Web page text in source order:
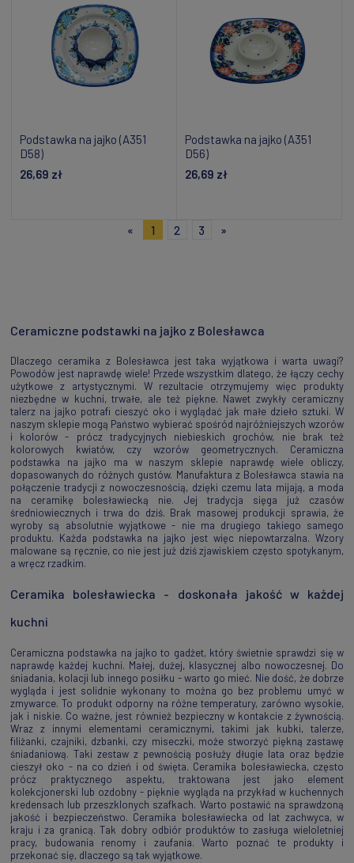
Podstawka na jajko (A351
D58)
26,69 zł
Podstawka na jajko (A351
D56)
26,69 zł
«
1 2 3 »
Ceramiczne podstawki na jajko z Bolesławca
Dlaczego ceramika z Bolesławca jest taka wyjątkowa i warta uwagi?
Powodów jest naprawdę wiele! Przede wszystkim dlatego, że łączy cechy
użytkowe z artystycznymi. W rezultacie otrzymujemy więc produkty
niezbędne w kuchni, trwałe, ale też piękne. Nawet zwykły ceramiczny
talerz na jajko potrafi cieszyć oko i wyglądać jak małe dzieło sztuki. W
naszym sklepie mogą Państwo wybierać spośród najróżniejszych wzorów
i kolorów - prócz tradycyjnych niebieskich grochów, nie brak też
kolorowych kwiatów, czy wzorów geometrycznych. Ceramiczna
podstawka na jajko ma w naszym sklepie naprawdę wiele obliczy,
dopasowanych do różnych gustów. Manufaktura z Bolesławca stawia na
połączenie tradycji z nowoczesnością, dzięki czemu lata mijają, a moda
na ceramikę bolesławiecką nie. Jej tradycja sięga już czasów
średniowiecznych i trwa do dziś. Brak masowej produkcji sprawia, że
wyroby są absolutnie wyjątkowe - nie ma drugiego takiego samego
produktu. Każda podstawka na jajko jest więc niepowtarzalna. Wzory
malowane są ręcznie, co nie jest już dziś zjawiskiem często spotykanym,
a wręcz rzadkim.
Ceramika bolesławiecka - doskonała jakość w każdej
kuchni
Ceramiczna podstawka na jajko to gadżet, który świetnie sprawdzi się w
naprawdę każdej kuchni. Małej, dużej, klasycznej albo nowoczesnej. Do
śniadania, kolacji lub innego posiłku - warto go mieć. Nie dość, że dobrze
wygląda i jest solidnie wykonany to można go bez problemu umyć w
zmywarce. To produkt odporny na różne temperatury, zarówno wysokie,
jak i niskie. Co ważne, jest również bezpieczny w kontakcie z żywnością.
Wraz z innymi elementami ceramicznymi, takimi jak kubki, talerze,
filiżanki, czajniki, dzbanki, czy miseczki, może stworzyć piękną zastawę
śniadaniową. Taki zestaw z pewnością posłuży długie lata oraz będzie
cieszył oko - na co dzień i od święta. Ceramika bolesławiecka, często
prócz praktycznego aspektu, traktowana jest jako element
kolekcjonerski lub ozdobny - pięknie wygląda na przykład w kuchennych
kredensach lub przeszklonych szafkach. Warto postawić na sprawdzoną
jakość i bezpieczeństwo. Ceramika bolesławiecka od lat zachwyca, w
kraju i za granicą. Tak dobry odbiór produktów to zasługa wieloletniej
pracy, budowania renomy i zaufania. Warto poznać te produkty i
przekonać się, dlaczego są tak wyjątkowe.